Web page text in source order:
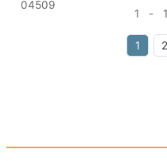
1 -
1 2